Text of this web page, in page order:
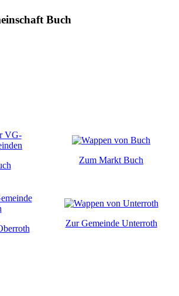
Buch
Zum Markt Buch
Zur Gemeinde Unterroth